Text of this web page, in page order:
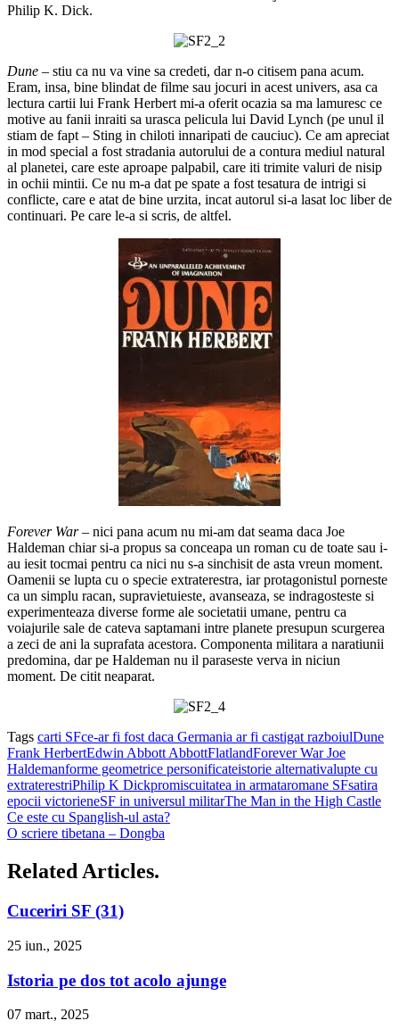
Philip K. Dick.
Dune – stiu ca nu va vine sa credeti, dar n-o citisem pana acum.
Eram, insa, bine blindat de filme sau jocuri in acest univers, asa ca
lectura cartii lui Frank Herbert mi-a oferit ocazia sa ma lamuresc ce
motive au fanii inraiti sa urasca pelicula lui David Lynch (pe unul il
stiam de fapt – Sting in chiloti innaripati de cauciuc). Ce am apreciat
in mod special a fost stradania autorului de a contura mediul natural
al planetei, care este aproape palpabil, care iti trimite valuri de nisip
in ochii mintii. Ce nu m-a dat pe spate a fost tesatura de intrigi si
conflicte, care e atat de bine urzita, incat autorul si-a lasat loc liber de
continuari. Pe care le-a si scris, de altfel.
Forever War– nici pana acum nu mi-am dat seama daca Joe
Haldeman chiar si-a propus sa conceapa un roman cu de toate sau i-
au iesit tocmai pentru ca nici nu s-a sinchisit de asta vreun moment.
Oamenii se lupta cu o specie extraterestra, iar protagonistul porneste
ca un simplu racan, supravietuieste, avanseaza, se indragosteste si
experimenteaza diverse forme ale societatii umane, pentru ca
voiajurile sale de cateva saptamani intre planete presupun scurgerea
a zeci de ani la suprafata acestora. Componenta militara a naratiunii
predomina, dar pe Haldeman nu il paraseste verva in niciun
moment. De citit neaparat.
Tags carti SFce-ar fi fost daca Germania ar fi castigat razboiulDune
Frank HerbertEdwin Abbott AbbottFlatlandForever War Joe
Haldemanforme geometrice personificateistorie alternativalupte cu
extraterestriPhilip K Dickpromiscuitatea in armataromane SFsatira
epocii victorieneSF in universul militarThe Man in the High Castle
Ce este cu Spanglish-ul asta?
O scriere tibetana – Dongba
Related Articles.
Cuceriri SF (31)
25 iun., 2025
Istoria pe dos tot acolo ajunge
07 mart., 2025